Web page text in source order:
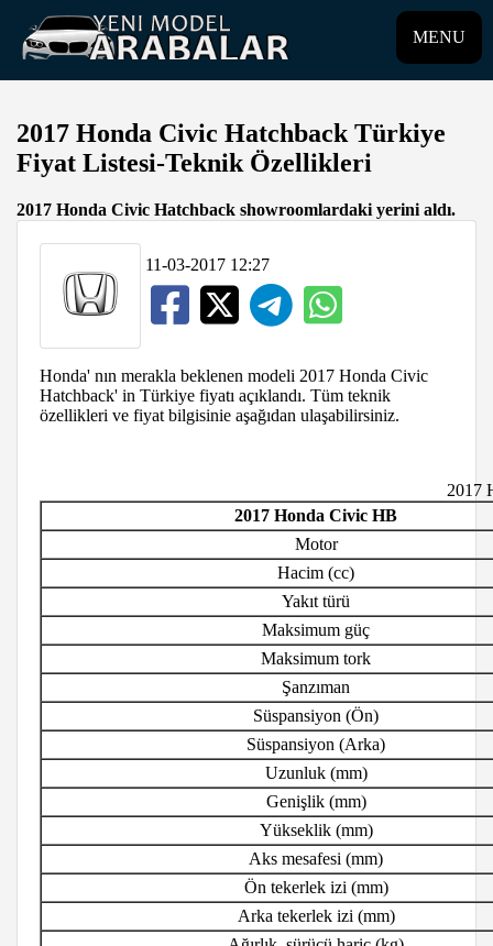
MENU
2017 Honda Civic Hatchback Türkiye
Fiyat Listesi-Teknik Özellikleri
2017 Honda Civic Hatchback showroomlardaki yerini aldı.
11-03-2017 12:27
Honda' nın merakla beklenen modeli 2017 Honda Civic
Hatchback' in Türkiye fiyatı açıklandı. Tüm teknik
özellikleri ve fiyat bilgisinie aşağıdan ulaşabilirsiniz.
2017
2017 Honda Civic HB
Motor
Hacim (cc)
Yakıt türü
Maksimum güç
Maksimum tork
Şanzıman
Süspansiyon (Ön)
Süspansiyon (Arka)
Uzunluk (mm)
Genişlik (mm)
Yükseklik (mm)
Aks mesafesi (mm)
Ön tekerlek izi (mm)
Arka tekerlek izi (mm)